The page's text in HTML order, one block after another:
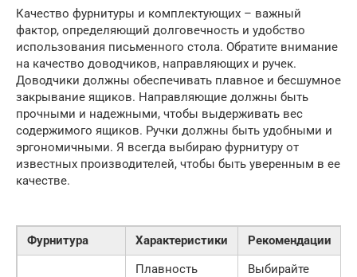
Качество фурнитуры и комплектующих – важный
фактор, определяющий долговечность и удобство
использования письменного стола. Обратите внимание
на качество доводчиков, направляющих и ручек.
Доводчики должны обеспечивать плавное и бесшумное
закрывание ящиков. Направляющие должны быть
прочными и надежными, чтобы выдерживать вес
содержимого ящиков. Ручки должны быть удобными и
эргономичными. Я всегда выбираю фурнитуру от
известных производителей, чтобы быть уверенным в ее
качестве.
Фурнитура Характеристики Рекомендации
Плавность
Выбирайте